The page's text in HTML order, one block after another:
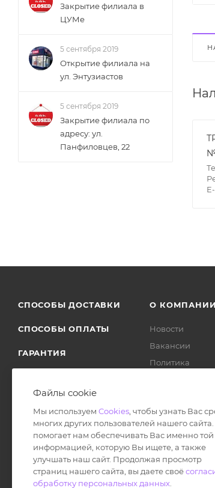
№
Закрытие филиала в
ЦУМе
5 сентября 2019
Открытие филиала на
ул. Энтузиастов
5 сентября 2019
Закрытие филиала по
адресу: ул.
Панфиловцев, 22
СПОСОБЫ ДОСТАВКИ
СПОСОБЫ ОПЛАТЫ
ГАРАНТИЯ
О КОМПАНИИ
Новости
Вакансии
Политика
Файлы cookie
Мы используем Cookies , чтобы узнать Вас
многих других пользователей нашего сайта.
помогает нам обеспечивать Вас именно той
информацией, которую Вы ищете, а также
улучшать наш сайт. Продолжая просмотр
страниц нашего сайта, вы даете своё
обработку персональных данных